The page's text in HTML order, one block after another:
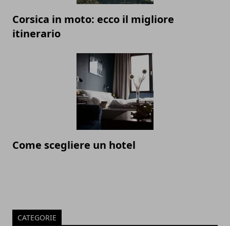
Corsica in moto: ecco il migliore
itinerario
Come scegliere un hotel
CATEGORIE